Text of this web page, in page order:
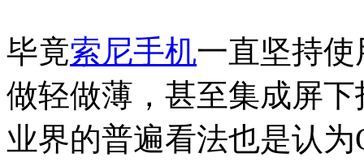
毕竟索尼手机一直坚持
做轻做薄，甚至集成屏
业界的普遍看法也是认